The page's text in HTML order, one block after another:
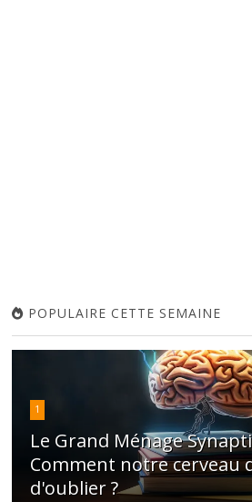
POPULAIRE CETTE SEMAINE
1
Le Grand Ménage
Comment notre cerveau
d'oublier ?